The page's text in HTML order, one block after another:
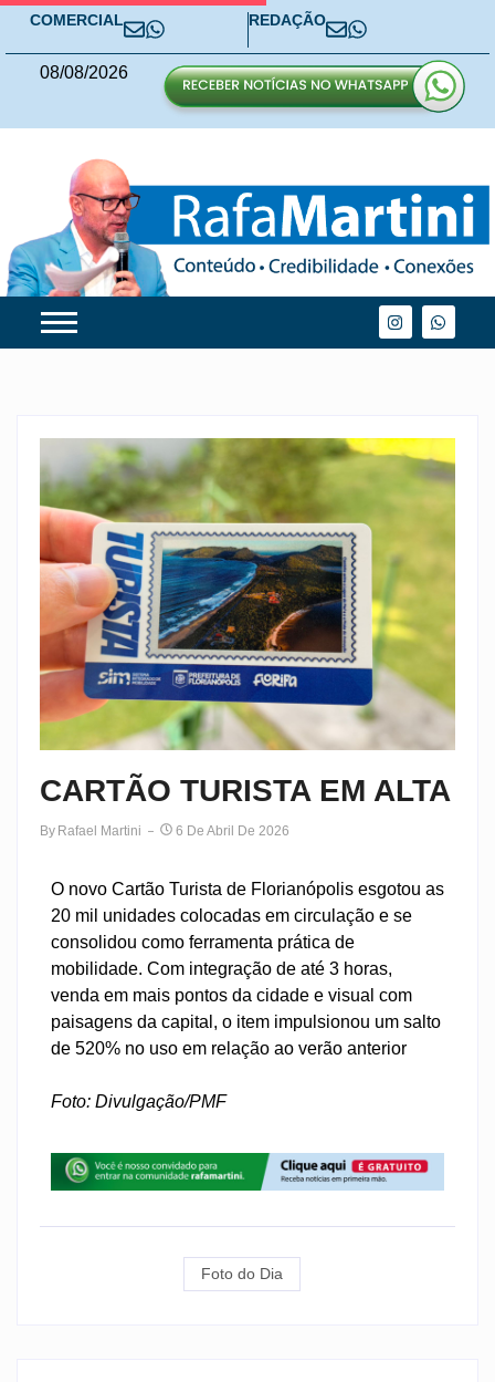
COMERCIAL REDAÇÃO
08/08/2026
CARTÃO TURISTA EM ALTA
By Rafael Martini 6 De Abril De 2026
O novo Cartão Turista de Florianópolis esgotou as
20 mil unidades colocadas em circulação e se
consolidou como ferramenta prática de
mobilidade. Com integração de até 3 horas,
venda em mais pontos da cidade e visual com
paisagens da capital, o item impulsionou um salto
de 520% no uso em relação ao verão anterior
Foto: Divulgação/PMF
Foto do Dia